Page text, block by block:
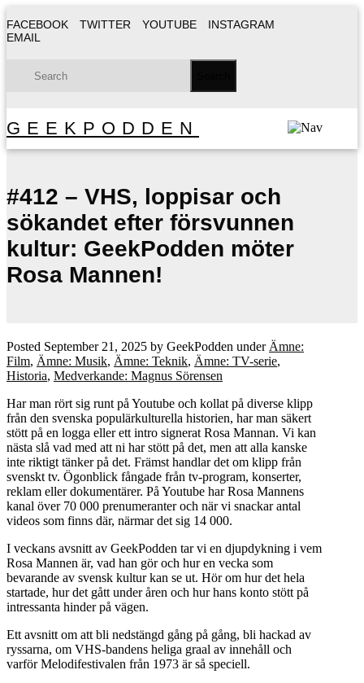
FACEBOOK TWITTER YOUTUBE
INSTAGRAM
EMAIL
GEEKPODDEN
#412 – VHS, loppisar och
sökandet efter försvunnen
kultur: GeekPodden möter
Rosa Mannen!
Posted September 21, 2025 by GeekPodden under Ämne:
Film, Ämne: Musik, Ämne: Teknik, Ämne: TV-serie,
Historia, Medverkande: Magnus Sörensen
Har man rört sig runt på Youtube och kollat på diverse klipp
från den svenska populärkulturella historien, har man säkert
stött på en logga eller ett intro signerat Rosa Mannan. Vi kan
nästa slå vad med att ni har stött på det, men att alla kanske
inte riktigt tänker på det. Främst handlar det om klipp från
svenskt tv. Ögonblick fångade från tv-program, konserter,
reklam eller dokumentärer. På Youtube har Rosa Mannens
kanal över 70 000 prenumeranter och när vi snackar antal
videos som finns där, närmar det sig 14 000.
I veckans avsnitt av GeekPodden tar vi en djupdykning i vem
Rosa Mannen är, vad han gör och hur en vecka som
bevarande av svensk kultur kan se ut. Hör om hur det hela
startade, hur det gått under åren och hur hans konto stött på
intressanta hinder på vägen.
Ett avsnitt om att bli nedstängd gång på gång, bli hackad av
ryssarna, om VHS-bandens heliga graal av innehåll och
varför Melodifestivalen från 1973 är så speciell.